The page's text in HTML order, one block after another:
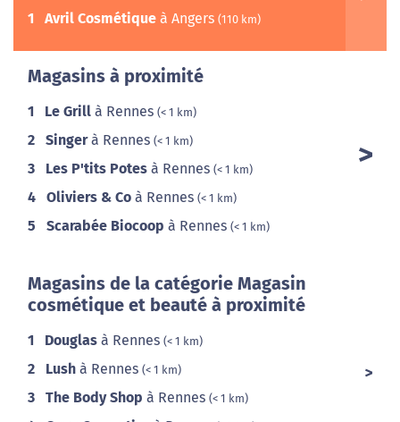
1 Avril Cosmétique à Angers (110 km)
Magasins à proximité
1 Le Grill à Rennes (< 1 km)
2 Singerà Rennes (< 1 km)
3 Les P'tits Potes à Rennes (< 1 km)
4 Oliviers & Co à Rennes (< 1 km)
5 Scarabée Biocoop à Rennes (< 1 km)
Magasins de la catégorie Magasin
cosmétique et beauté à proximité
1 Douglas à Rennes (< 1 km)
2 Lush à Rennes (< 1 km)
3 The Body Shop à Rennes (< 1 km)